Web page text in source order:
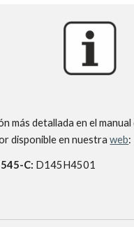
más detallada en el manual
disponible en nuestraweb:
C: D145H4501